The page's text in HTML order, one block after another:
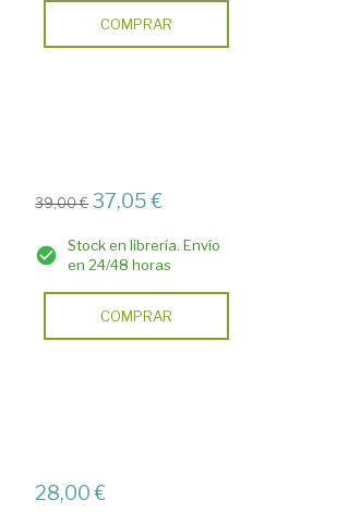
COMPRAR
39,00 € 37,05 €
Stock en librería. Envío
en 24/48 horas
COMPRAR
28,00 €